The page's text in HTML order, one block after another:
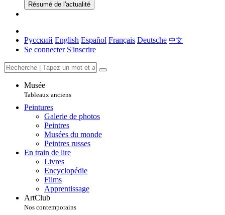
Résumé de l'actualité
Русский English Español Français Deutsche 中文
Se connecter S'inscrire
Musée
Tableaux anciens
Peintures
Galerie de photos
Peintres
Musées du monde
Peintres russes
En train de lire
Livres
Encyclopédie
Films
Apprentissage
ArtClub
Nos contemporains